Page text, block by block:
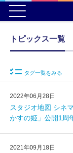
トピックス一覧
タグ一覧をみる
2022年06月28日
スタジオ地図 シネ
かすの姫」公開1周
2021年09月18日